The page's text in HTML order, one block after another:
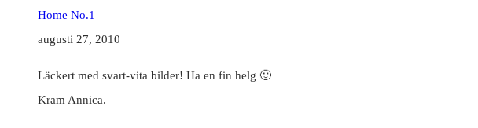
Home No.1
augusti 27, 2010
Läckert med svart-vita bilder! Ha en fin helg 🙂
Kram Annica.